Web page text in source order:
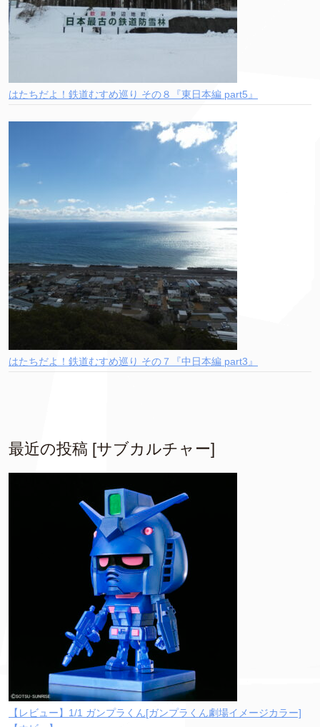
はたちだよ！鉄道むすめ巡り その８『東日本編 part5』
はたちだよ！鉄道むすめ巡り その７『中日本編 part3』
最近の投稿 [サブカルチャー]
【レビュー】1/1 ガンプラくん[ガンプラくん劇場イメージカラー]